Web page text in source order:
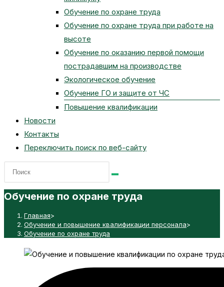
Обучение по охране труда
Обучение по охране труда при работе на
высоте
Обучение по оказанию первой помощи
пострадавшим на производстве
Экологическое обучение
Обучение ГО и защите от ЧС
Повышение квалификации
Новости
Контакты
Переключить поиск по веб-сайту
Обучение по охране труда
Главная>
Обучение и повышение квалификации персонала>
Обучение по охране труда